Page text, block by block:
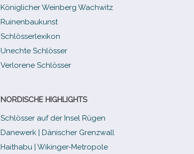
Königlicher Weinberg Wachwitz
Ruinenbaukunst
Schlösserlexikon
Unechte Schlösser
Verlorene Schlösser
NORDISCHE HIGHLIGHTS
Schlösser auf der Insel Rügen
Danewerk | Dänischer Grenzwall
Haithabu | Wikinger-Metropole